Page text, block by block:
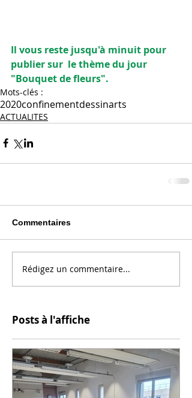
Il vous reste jusqu'à minuit pour
publier sur  le thème du jour
"Bouquet de fleurs".
Mots-clés :
2020confinementdessinarts
ACTUALITES
Commentaires
Rédigez un commentaire...
Posts à l'affiche